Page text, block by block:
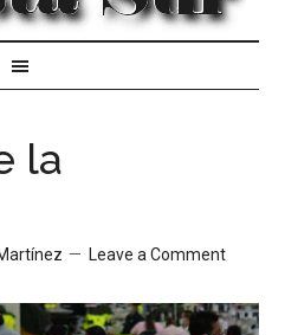
la
Leave a Comment